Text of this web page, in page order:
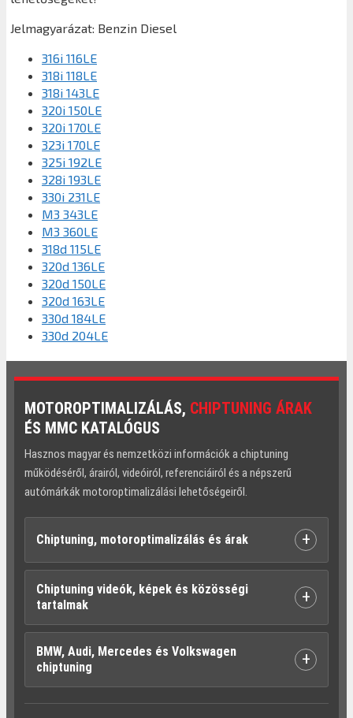
Jelmagyarázat: Benzin Diesel
316i 116LE
318i 118LE
318i 143LE
320i 150LE
320i 170LE
323i 170LE
325i 192LE
328i 193LE
330i 231LE
M3 343LE
M3 360LE
318d 115LE
320d 136LE
320d 150LE
320d 163LE
330d 184LE
330d 204LE
MOTOROPTIMALIZÁLÁS, CHIPTUNING ÁRAK
ÉS MMC KATALÓGUS
Hasznos magyar és nemzetközi információk a chiptuning
működéséről, árairól, videóiról, referenciáiról és a népszerű
autómárkák motoroptimalizálási lehetőségeiről.
Chiptuning, motoroptimalizálás és árak +
Chiptuning videók, képek és közösségi
tartalmak
+
BMW, Audi, Mercedes és Volkswagen
chiptuning
+